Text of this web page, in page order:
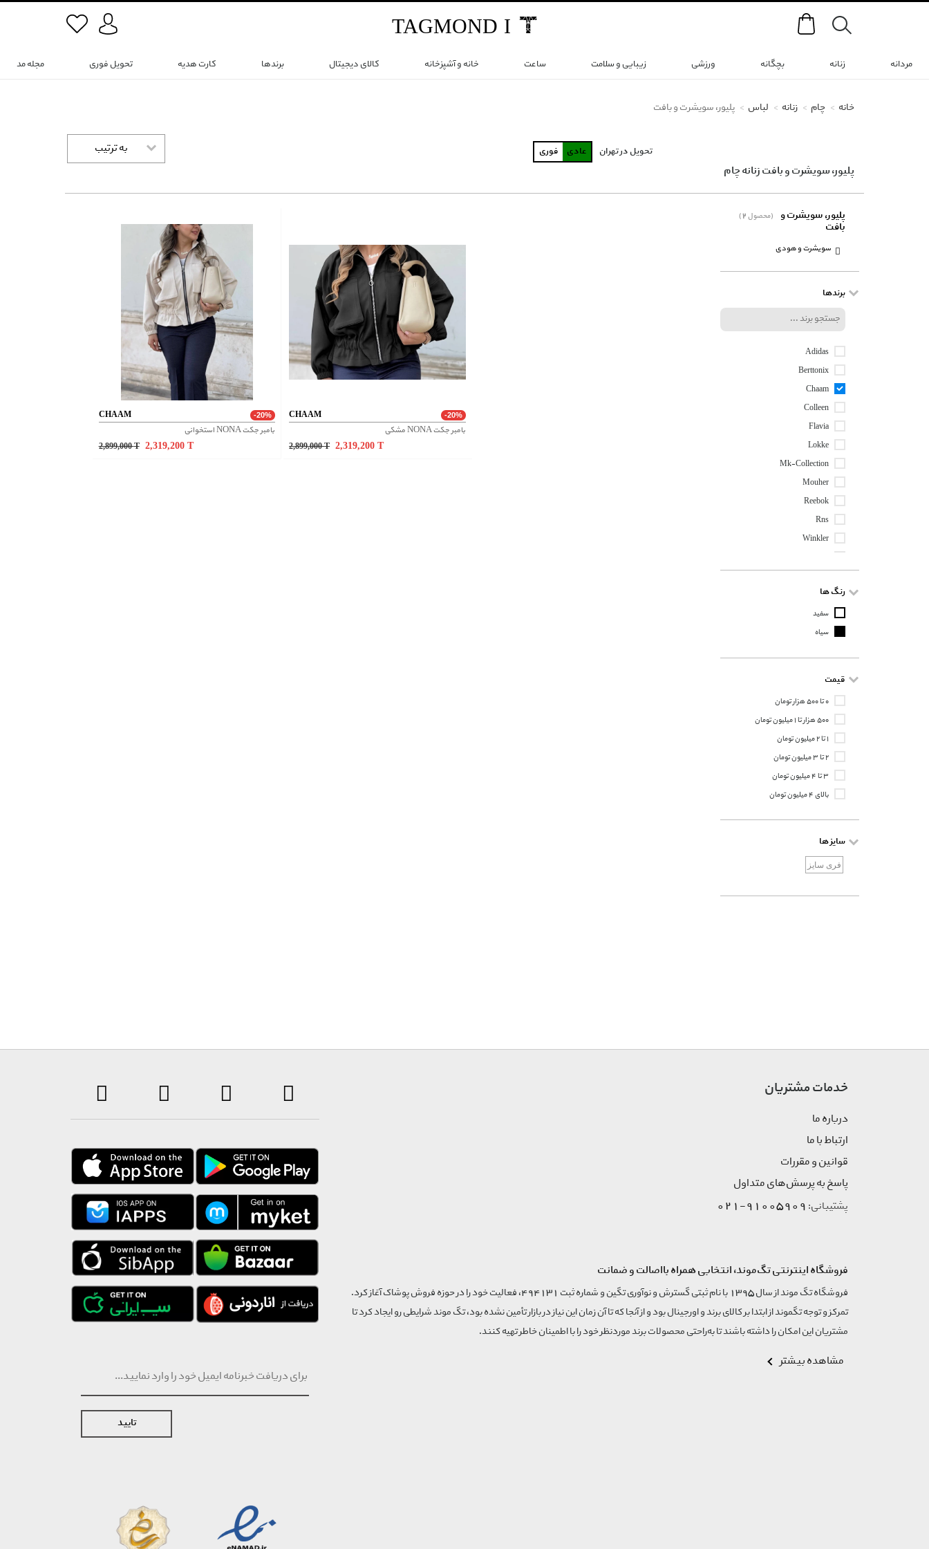
Search
TAGMOND I
مردانه زنانه بچگانه ورزشی زیبایی و سلامت ساعت خانه و آشپزخانه کالای دیجیتال برندها کارت هدیه تحویل فوری مجله مد
تحویل در تهران عادی فوری به ترتیب
خانه چام زنانه لباس پلیور، سویشرت و بافت
پلیور، سویشرت و بافت زنانه چام
CHAAM -20%
بامبر جکت NONA استخوانی
2,899,000T 2,319,200 T
CHAAM -20%
بامبر جکت NONA مشکی
2,899,000T 2,319,200T
(2 محصول) پلیور، سویشرت و
بافت
سویشرت و هودی
برندها
Adidas
Berttonix
Chaam
Colleen
Flavia
Lokke
Mk-Collection
Mouher
Reebok
Rns
Winkler
رنگ ها
سفید
سیاه
قیمت
۰ تا ۵۰۰ هزار تومان
۵۰۰ هزار تا ۱ میلیون تومان
۱ تا ۲ میلیون تومان
۲ تا ۳ میلیون تومان
۳ تا ۴ میلیون تومان
بالای ۴ میلیون تومان
سایز ها
فری سایز
تایید
خدمات مشتریان
درباره ما
ارتباط با ما
قوانین و مقررات
پاسخ به پرسش‌های متداول
پشتیبانی: 91005909-021
فروشگاه اینترنتی تگ‌موند، انتخابی همراه بااصالت و ضمانت
فروشگاه تگ موند از سال 1395 با نام ثبتی گسترش و نوآوری تگین و شماره ثبت 494131، فعالیت خود را در حوزه فروش پوشاک آغاز کرد.
تمرکز و توجه تگموند از ابتدا بر کالای برند و اورجینال بود و از آنجا که تا آن زمان این نیاز در بازار تأمین نشده بود، تگ موند شرایطی رو ایجاد کرد تا
مشتریان این امکان را داشته باشند تا به‌راحتی محصولات برند مورد‌نظر خود را با اطمینان خاطر تهیه کنند.
مشاهده بیشتر